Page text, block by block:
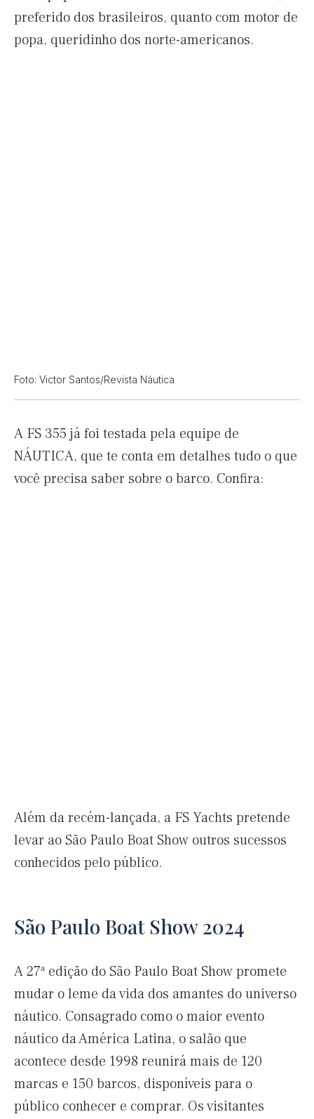
preferido dos brasileiros, quanto com motor de
popa, queridinho dos norte-americanos.
Foto: Victor Santos/Revista Náutica
A FS 355 já foi testada pela equipe de
NÁUTICA, que te conta em detalhes tudo o que
você precisa saber sobre o barco. Confira:
Além da recém-lançada, a FS Yachts pretende
levar ao São Paulo Boat Show outros sucessos
conhecidos pelo público.
São Paulo Boat Show 2024
A 27ª edição do São Paulo Boat Show promete
mudar o leme da vida dos amantes do universo
náutico. Consagrado como o maior evento
náutico da América Latina, o salão que
acontece desde 1998 reunirá mais de 120
marcas e 150 barcos, disponíveis para o
público conhecer e comprar. Os visitantes